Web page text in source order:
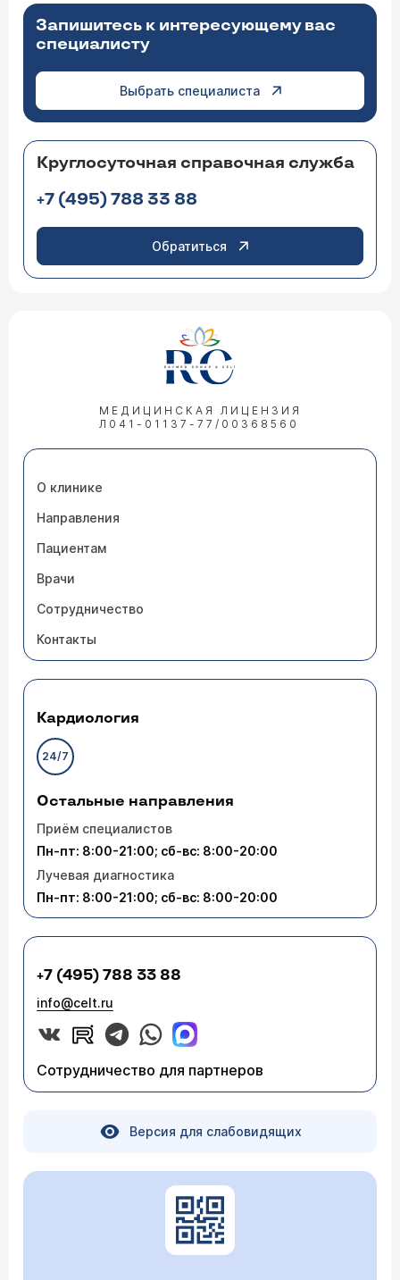
Запишитесь к интересующему вас
специалисту
Выбрать специалиста
Круглосуточная справочная служба
+7 (495) 788 33 88
Обратиться
МЕДИЦИНСКАЯ ЛИЦЕНЗИЯ
Л041-01137-77/00368560
О клинике
Направления
Пациентам
Врачи
Сотрудничество
Контакты
Кардиология
24/7
Остальные направления
Приём специалистов
Пн-пт: 8:00-21:00; сб-вс: 8:00-20:00
Лучевая диагностика
Пн-пт: 8:00-21:00; сб-вс: 8:00-20:00
+7 (495) 788 33 88
info@celt.ru
Сотрудничество для партнеров
Версия для слабовидящих